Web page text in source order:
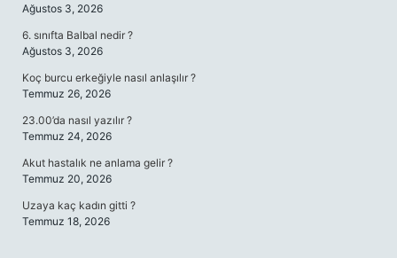
Ağustos 3, 2026
6. sınıfta Balbal nedir ?
Ağustos 3, 2026
Koç burcu erkeğiyle nasıl anlaşılır ?
Temmuz 26, 2026
23.00’da nasıl yazılır ?
Temmuz 24, 2026
Akut hastalık ne anlama gelir ?
Temmuz 20, 2026
Uzaya kaç kadın gitti ?
Temmuz 18, 2026